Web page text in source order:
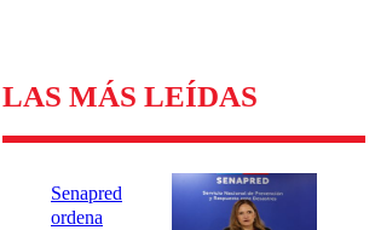
LAS MÁS LEÍDAS
Senapred
ordena